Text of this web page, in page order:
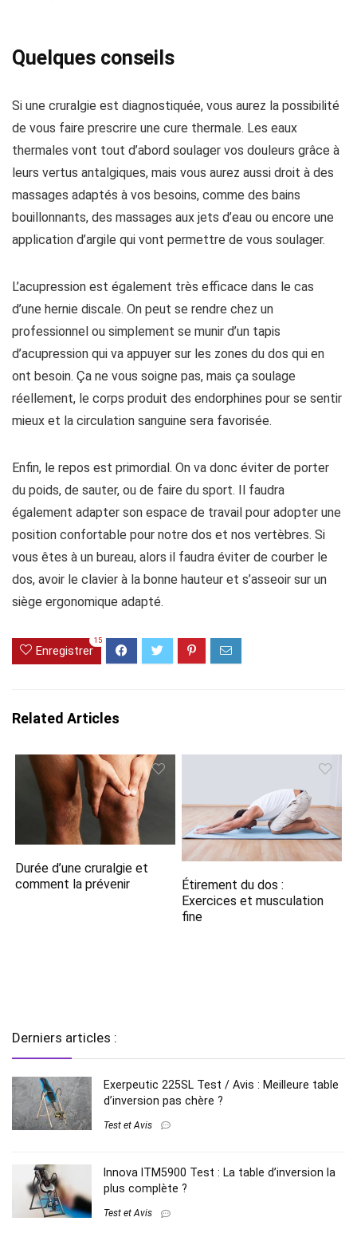
Quelques conseils
Si une cruralgie est diagnostiquée, vous aurez la possibilité
de vous faire prescrire une cure thermale. Les eaux
thermales vont tout d’abord soulager vos douleurs grâce à
leurs vertus antalgiques, mais vous aurez aussi droit à des
massages adaptés à vos besoins, comme des bains
bouillonnants, des massages aux jets d’eau ou encore une
application d’argile qui vont permettre de vous soulager.
L’acupression est également très efficace dans le cas
d’une hernie discale. On peut se rendre chez un
professionnel ou simplement se munir d’un tapis
d’acupression qui va appuyer sur les zones du dos qui en
ont besoin. Ça ne vous soigne pas, mais ça soulage
réellement, le corps produit des endorphines pour se sentir
mieux et la circulation sanguine sera favorisée.
Enfin, le repos est primordial. On va donc éviter de porter
du poids, de sauter, ou de faire du sport. Il faudra
également adapter son espace de travail pour adopter une
position confortable pour notre dos et nos vertèbres. Si
vous êtes à un bureau, alors il faudra éviter de courber le
dos, avoir le clavier à la bonne hauteur et s’asseoir sur un
siège ergonomique adapté.
Enregistrer
15
Related Articles
Durée d’une cruralgie et
comment la prévenir
Étirement du dos :
Exercices et musculation
fine
Derniers articles :
Exerpeutic 225SL Test / Avis : Meilleure table
d’inversion pas chère ?
Test et Avis
Innova ITM5900 Test : La table d’inversion la
plus complète ?
Test et Avis